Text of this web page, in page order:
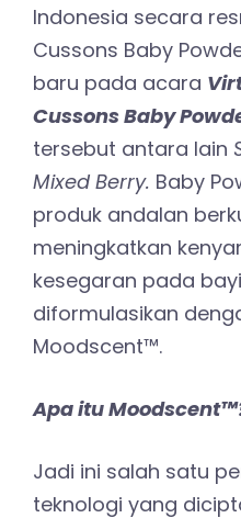
Indonesia secara
Cussons Baby
baru pada acara
Cussons Baby
tersebut antara lain
Mixed Berry. Baby
produk andalan
meningkatkan
kesegaran pada
diformulasikan
Moodscent™.
Apa itu
Jadi ini salah satu
teknologi yang